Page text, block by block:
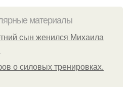
материалы
сын женился Михаила
о силовых тренировках.